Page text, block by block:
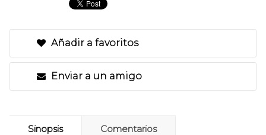
Añadir a favoritos
Enviar a un amigo
Sinopsis Comentarios